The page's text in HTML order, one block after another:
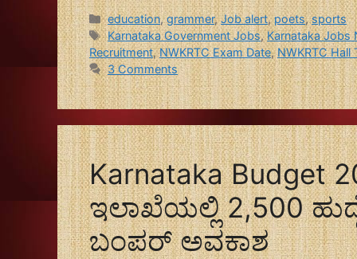
Categories
education,grammer,Job alert,poets,sports
Tags
Karnataka Government Jobs,Karnataka Jobs
Recruitment,NWKRTC Exam Date,NWKRTC Hall
3 Comments
Karnataka Budget
ಇಲಾಖೆಯಲ್ಲಿ 2,500
ಬಂಪರ್ ಅವಕಾಶ